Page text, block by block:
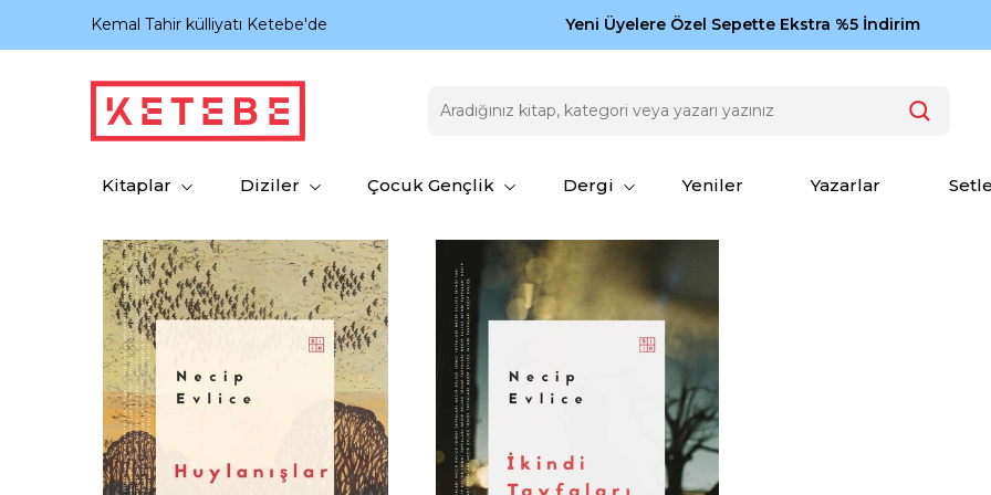
Kemal Tahir külliyatı Ketebe'de Zamansız eserler Ketebe'de: Cengiz Aytmatov
Yeni Üyelere Özel Sepette Ekstra %5 İndirim
Kitaplar Diziler Çocuk Gençlik Dergi Yeniler Yazarlar